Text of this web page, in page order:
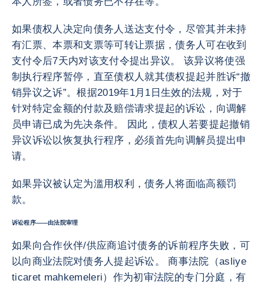
如果债权人决定向债务人送达支付令，尽管其并未持
有汇票、本票和支票等可转让票据，债务人可在收到
支付令后7天内对该支付令提出异议。 该异议将使强
制执行程序暂停，直至债权人就其债权提起并胜诉“撤
销异议之诉”。根据2019年1月1日生效的法规，对于
针对特定金额的付款及赔偿请求提起的诉讼，向调解
员申请已成为先决条件。 因此，债权人若要提起撤销
异议诉讼以恢复执行程序，必须首先向调解员提出申
请。
如果异议被认定为滥用权利，债务人将面临高额罚
款。
诉讼程序——由法院审理
如果向合作伙伴/供应商追讨债务的诉前程序失败，可
以向商业法院对债务人提起诉讼。 商事法院（asliye
ticaret mahkemeleri）作为初审法院的专门分庭，有